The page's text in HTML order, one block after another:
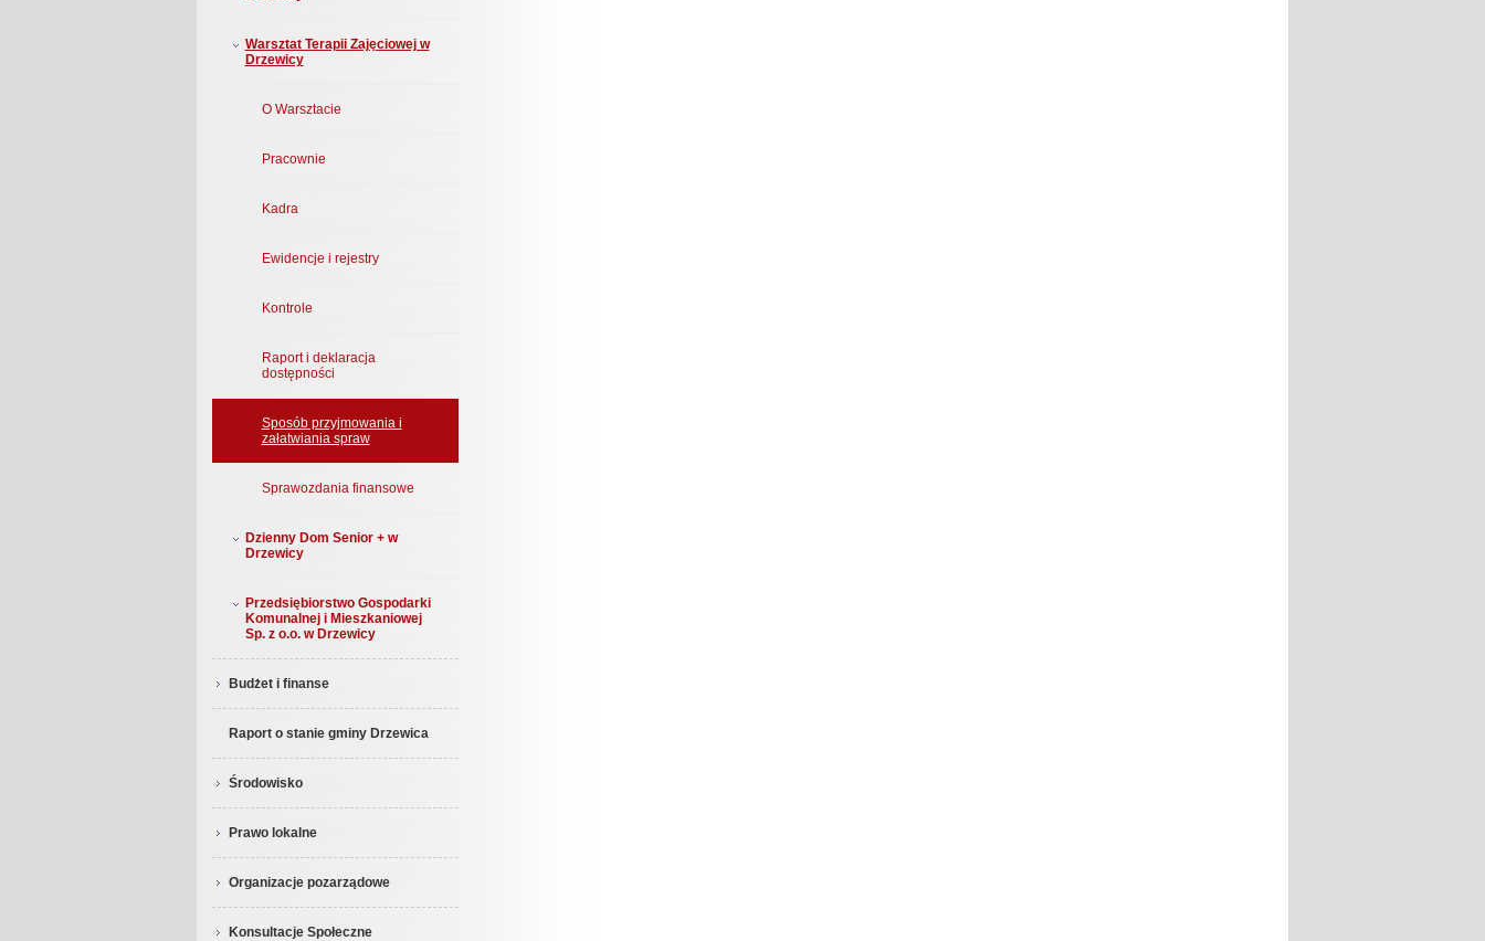
Warsztat Terapii Zajęciowej w
Drzewicy
O Warsztacie
Pracownie
Kadra
Ewidencje i rejestry
Kontrole
Raport i deklaracja
dostępności
Sposób przyjmowania i
załatwiania spraw
Sprawozdania finansowe
Dzienny Dom Senior + w
Drzewicy
Przedsiębiorstwo Gospodarki
Komunalnej i Mieszkaniowej
Sp. z o.o. w Drzewicy
Budżet i finanse
Raport o stanie gminy Drzewica
Środowisko
Prawo lokalne
Organizacje pozarządowe
Konsultacje Społeczne